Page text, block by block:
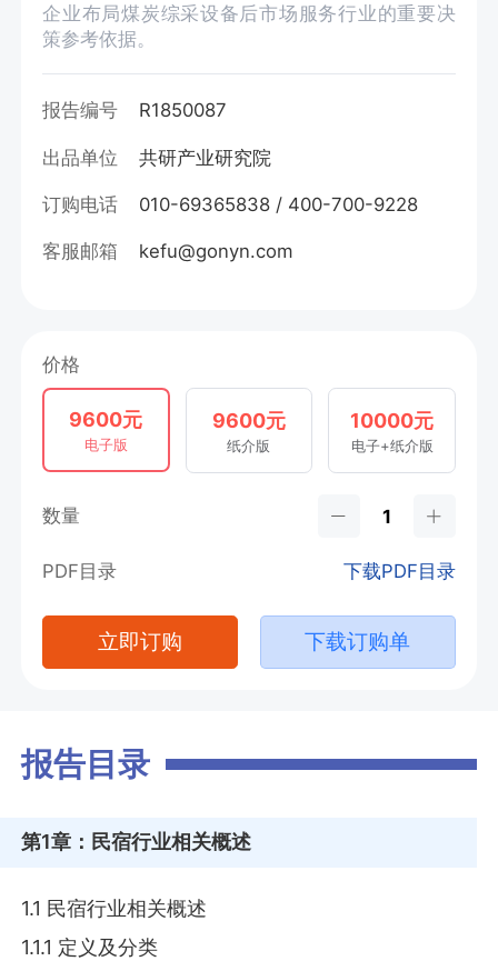
企业布局煤炭综采设备后市场服务行业的重要决
策参考依据。
报告编号 R1850087
出品单位 共研产业研究院
订购电话 010-69365838 / 400-700-9228
客服邮箱 kefu@gonyn.com
价格
9600元
电子版
9600元
纸介版
10000元
电子+纸介版
数量
PDF目录 下载PDF目录
立即订购 下载订购单
报告目录
第1章 ：民宿行业相关概述
1.1 民宿行业相关概述
1.1.1 定义及分类